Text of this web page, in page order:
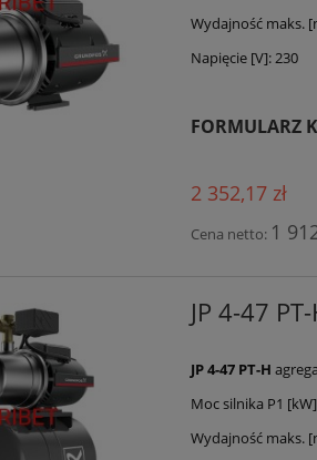
Wydajność maks.
Napięcie [V]: 230
FORMULARZ
2 352,17 zł
Cena netto: 1
JP 4-47
JP 4-47 PT-H
Moc silnika P1
Wydajność maks.